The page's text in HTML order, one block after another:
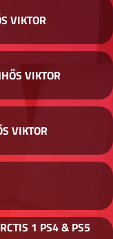
VIKTOR
VIKTOR
VIKTOR
1 PS4 & PS5